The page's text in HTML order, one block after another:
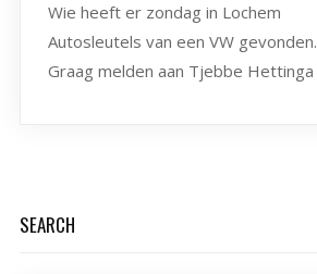
Wie heeft er zondag in Lochem
Autosleutels van een VW gevonden.
Graag melden aan Tjebbe Hettinga
SEARCH